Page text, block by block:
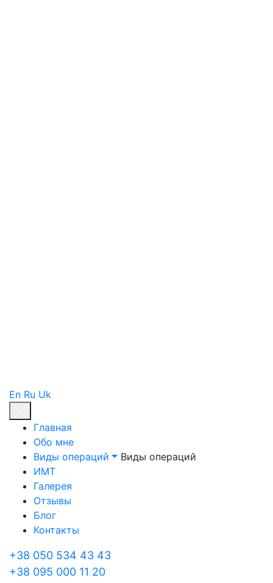
En Ru Uk
Главная
Обо мне
Виды операций
Виды операций
ИМТ
Галерея
Отзывы
Блог
Контакты
+38 050 534 43 43
+38 095 000 11 20